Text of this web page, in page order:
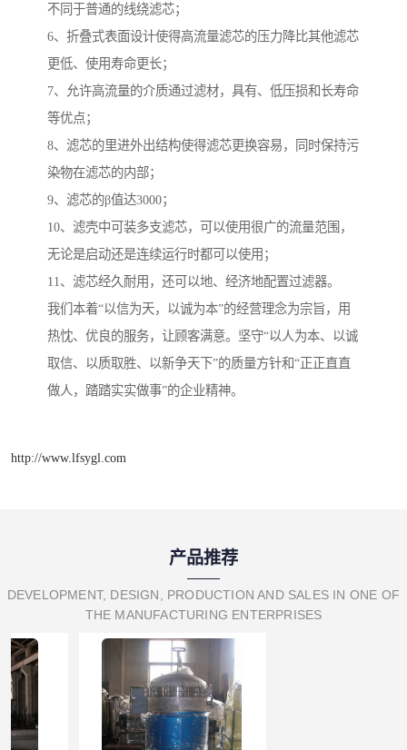
不同于普通的线绕滤芯；
6、折叠式表面设计使得高流量滤芯的压力降比其他滤芯
更低、使用寿命更长；
7、允许高流量的介质通过滤材，具有、低压损和长寿命
等优点；
8、滤芯的里进外出结构使得滤芯更换容易，同时保持污
染物在滤芯的内部；
9、滤芯的β值达3000；
10、滤壳中可装多支滤芯，可以使用很广的流量范围，
无论是启动还是连续运行时都可以使用；
11、滤芯经久耐用，还可以地、经济地配置过滤器。
我们本着“以信为天，以诚为本”的经营理念为宗旨，用
热忱、优良的服务，让顾客满意。坚守“以人为本、以诚
取信、以质取胜、以新争天下”的质量方针和“正正直直
做人，踏踏实实做事”的企业精神。
http://www.lfsygl.com
产品推荐
DEVELOPMENT, DESIGN, PRODUCTION AND SALES IN ONE OF
THE MANUFACTURING ENTERPRISES